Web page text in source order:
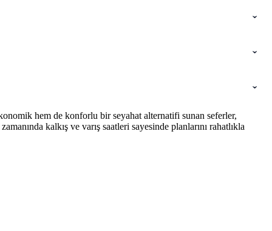
hem de konforlu bir seyahat alternatifi sunan seferler,
kalkış ve varış saatleri sayesinde planlarını rahatlıkla